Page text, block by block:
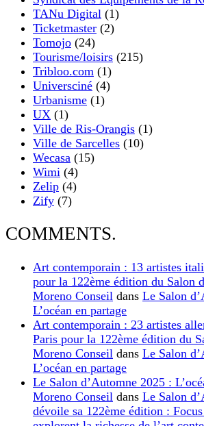
TANu Digital (1)
Ticketmaster (2)
Tomojo (24)
Tourisme/loisirs (215)
Tribloo.com (1)
Universciné (4)
Urbanisme (1)
UX (1)
Ville de Ris-Orangis (1)
Ville de Sarcelles (10)
Wecasa (15)
Wimi (4)
Zelip (4)
Zify (7)
COMMENTS.
Art contemporain : 13 artistes
pour la 122ème édition du Salon
Moreno Conseil dans Le Salon
L’océan en partage
Art contemporain : 23 artistes
Paris pour la 122ème édition du
Moreno Conseil dans Le Salon
L’océan en partage
Le Salon d’Automne 2025 :
Moreno Conseil dans Le Salon
dévoile sa 122ème édition :